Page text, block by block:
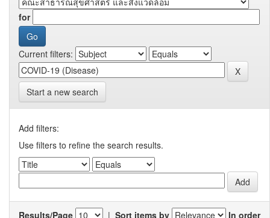
for
Current filters:
Start a new search
Add filters:
Use filters to refine the search results.
Results/Page | Sort items by
In order